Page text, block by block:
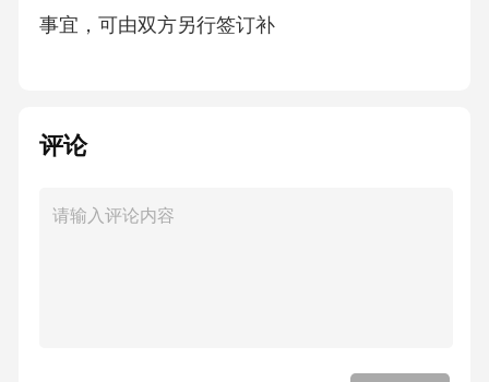
事宜，可由双方另行签订补
评论